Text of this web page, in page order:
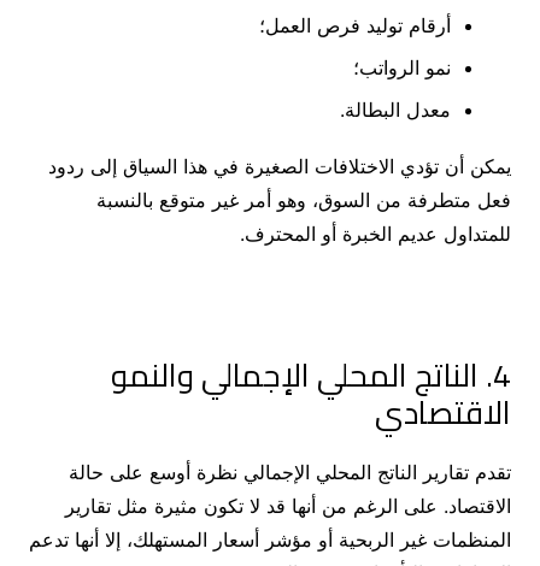
أرقام توليد فرص العمل؛
نمو الرواتب؛
معدل البطالة.
يمكن أن تؤدي الاختلافات الصغيرة في هذا السياق إلى ردود
فعل متطرفة من السوق، وهو أمر غير متوقع بالنسبة
للمتداول عديم الخبرة أو المحترف.
4. الناتج المحلي الإجمالي والنمو
الاقتصادي
تقدم تقارير الناتج المحلي الإجمالي نظرة أوسع على حالة
الاقتصاد. على الرغم من أنها قد لا تكون مثيرة مثل تقارير
المنظمات غير الربحية أو مؤشر أسعار المستهلك، إلا أنها تدعم